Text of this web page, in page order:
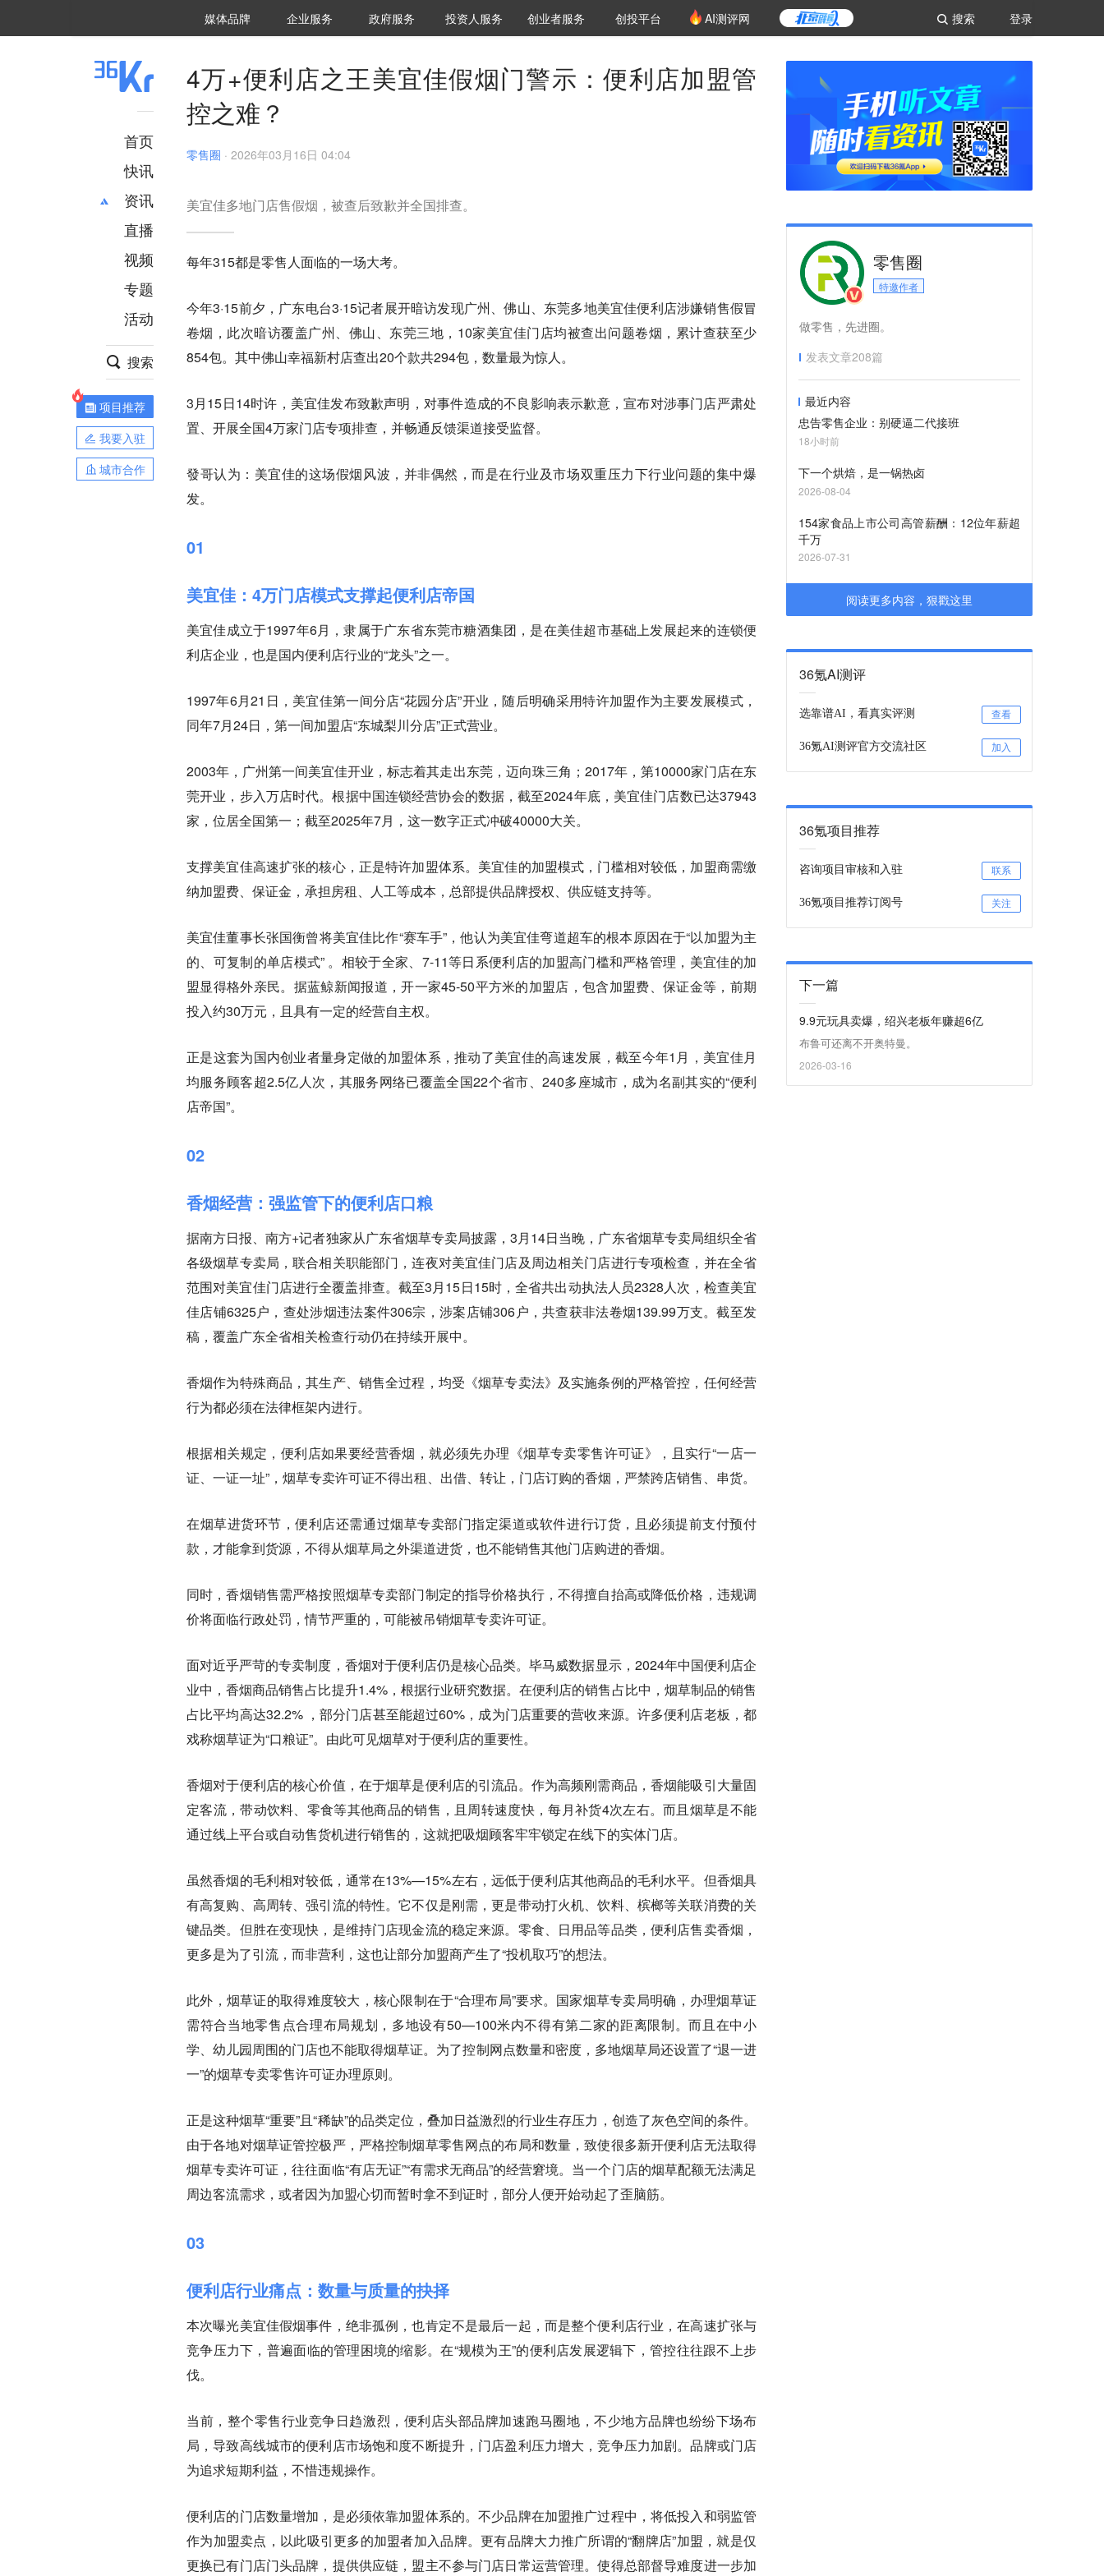
登录
搜索
媒体品牌 36Kr研究院
企业服务 城市之窗
政府服务 VClub投资机构库
投资机构职位推介
投资人服务 创投氪堂
创业者服务 创投平台 AI测评网
首页
快讯
资讯
推荐
财经
项目推荐
安徽
直播
视频
专题
活动
搜索
项目推荐
我要入驻
城市合作
4万+便利店之王美宜佳假烟门警示：便利店加盟管
控之难？
零售圈 · 2026年03月16日 04:04
美宜佳多地门店售假烟，被查后致歉并全国排查。
每年315都是零售人面临的一场大考。
今年3·15前夕，广东电台3·15记者展开暗访发现广州、佛山、东莞多地美宜佳便利店涉嫌销售假冒
卷烟，此次暗访覆盖广州、佛山、东莞三地，10家美宜佳门店均被查出问题卷烟，累计查获至少
854包。其中佛山幸福新村店查出20个款共294包，数量最为惊人。
3月15日14时许，美宜佳发布致歉声明，对事件造成的不良影响表示歉意，宣布对涉事门店严肃处
置、开展全国4万家门店专项排查，并畅通反馈渠道接受监督。
發哥认为：美宜佳的这场假烟风波，并非偶然，而是在行业及市场双重压力下行业问题的集中爆
发。
01
美宜佳：4万门店模式支撑起便利店帝国
美宜佳成立于1997年6月，隶属于广东省东莞市糖酒集团，是在美佳超市基础上发展起来的连锁便
利店企业，也是国内便利店行业的“龙头”之一。
1997年6月21日，美宜佳第一间分店“花园分店”开业，随后明确采用特许加盟作为主要发展模式，
同年7月24日，第一间加盟店“东城梨川分店”正式营业。
2003年，广州第一间美宜佳开业，标志着其走出东莞，迈向珠三角；2017年，第10000家门店在东
莞开业，步入万店时代。根据中国连锁经营协会的数据，截至2024年底，美宜佳门店数已达37943
家，位居全国第一；截至2025年7月，这一数字正式冲破40000大关。
支撑美宜佳高速扩张的核心，正是特许加盟体系。美宜佳的加盟模式，门槛相对较低，加盟商需缴
纳加盟费、保证金，承担房租、人工等成本，总部提供品牌授权、供应链支持等。
美宜佳董事长张国衡曾将美宜佳比作“赛车手”，他认为美宜佳弯道超车的根本原因在于“以加盟为主
的、可复制的单店模式” 。相较于全家、7-11等日系便利店的加盟高门槛和严格管理，美宜佳的加
盟显得格外亲民。据蓝鲸新闻报道，开一家45-50平方米的加盟店，包含加盟费、保证金等，前期
投入约30万元，且具有一定的经营自主权。
正是这套为国内创业者量身定做的加盟体系，推动了美宜佳的高速发展，截至今年1月，美宜佳月
均服务顾客超2.5亿人次，其服务网络已覆盖全国22个省市、240多座城市，成为名副其实的“便利
店帝国”。
02
香烟经营：强监管下的便利店口粮
据南方日报、南方+记者独家从广东省烟草专卖局披露，3月14日当晚，广东省烟草专卖局组织全省
各级烟草专卖局，联合相关职能部门，连夜对美宜佳门店及周边相关门店进行专项检查，并在全省
范围对美宜佳门店进行全覆盖排查。截至3月15日15时，全省共出动执法人员2328人次，检查美宜
佳店铺6325户，查处涉烟违法案件306宗，涉案店铺306户，共查获非法卷烟139.99万支。截至发
稿，覆盖广东全省相关检查行动仍在持续开展中。
香烟作为特殊商品，其生产、销售全过程，均受《烟草专卖法》及实施条例的严格管控，任何经营
行为都必须在法律框架内进行。
根据相关规定，便利店如果要经营香烟，就必须先办理《烟草专卖零售许可证》，且实行“一店一
证、一证一址”，烟草专卖许可证不得出租、出借、转让，门店订购的香烟，严禁跨店销售、串货。
在烟草进货环节，便利店还需通过烟草专卖部门指定渠道或软件进行订货，且必须提前支付预付
款，才能拿到货源，不得从烟草局之外渠道进货，也不能销售其他门店购进的香烟。
同时，香烟销售需严格按照烟草专卖部门制定的指导价格执行，不得擅自抬高或降低价格，违规调
价将面临行政处罚，情节严重的，可能被吊销烟草专卖许可证。
面对近乎严苛的专卖制度，香烟对于便利店仍是核心品类。毕马威数据显示，2024年中国便利店企
业中，香烟商品销售占比提升1.4%，根据行业研究数据。在便利店的销售占比中，烟草制品的销售
占比平均高达32.2% ，部分门店甚至能超过60%，成为门店重要的营收来源。许多便利店老板，都
戏称烟草证为“口粮证”。由此可见烟草对于便利店的重要性。
香烟对于便利店的核心价值，在于烟草是便利店的引流品。作为高频刚需商品，香烟能吸引大量固
定客流，带动饮料、零食等其他商品的销售，且周转速度快，每月补货4次左右。而且烟草是不能
通过线上平台或自动售货机进行销售的，这就把吸烟顾客牢牢锁定在线下的实体门店。
虽然香烟的毛利相对较低，通常在13%—15%左右，远低于便利店其他商品的毛利水平。但香烟具
有高复购、高周转、强引流的特性。它不仅是刚需，更是带动打火机、饮料、槟榔等关联消费的关
键品类。但胜在变现快，是维持门店现金流的稳定来源。零食、日用品等品类，便利店售卖香烟，
更多是为了引流，而非营利，这也让部分加盟商产生了“投机取巧”的想法。
此外，烟草证的取得难度较大，核心限制在于“合理布局”要求。国家烟草专卖局明确，办理烟草证
需符合当地零售点合理布局规划，多地设有50—100米内不得有第二家的距离限制。而且在中小
学、幼儿园周围的门店也不能取得烟草证。为了控制网点数量和密度，多地烟草局还设置了“退一进
一”的烟草专卖零售许可证办理原则。
正是这种烟草“重要”且“稀缺”的品类定位，叠加日益激烈的行业生存压力，创造了灰色空间的条件。
由于各地对烟草证管控极严，严格控制烟草零售网点的布局和数量，致使很多新开便利店无法取得
烟草专卖许可证，往往面临“有店无证”“有需求无商品”的经营窘境。当一个门店的烟草配额无法满足
周边客流需求，或者因为加盟心切而暂时拿不到证时，部分人便开始动起了歪脑筋。
03
便利店行业痛点：数量与质量的抉择
本次曝光美宜佳假烟事件，绝非孤例，也肯定不是最后一起，而是整个便利店行业，在高速扩张与
竞争压力下，普遍面临的管理困境的缩影。在“规模为王”的便利店发展逻辑下，管控往往跟不上步
伐。
当前，整个零售行业竞争日趋激烈，便利店头部品牌加速跑马圈地，不少地方品牌也纷纷下场布
局，导致高线城市的便利店市场饱和度不断提升，门店盈利压力增大，竞争压力加剧。品牌或门店
为追求短期利益，不惜违规操作。
便利店的门店数量增加，是必须依靠加盟体系的。不少品牌在加盟推广过程中，将低投入和弱监管
作为加盟卖点，以此吸引更多的加盟者加入品牌。更有品牌大力推广所谓的“翻牌店”加盟，就是仅
更换已有门店门头品牌，提供供应链，盟主不参与门店日常运营管理。使得总部督导难度进一步加
零售圈
特邀作者
做零售，先进圈。
发表文章208篇
最近内容
忠告零售企业：别硬逼二代接班
18小时前
下一个烘焙，是一锅热卤
2026-08-04
154家食品上市公司高管薪酬：12位年薪超
千万
2026-07-31
阅读更多内容，狠戳这里
36氪AI测评
选靠谱AI，看真实评测 查看
36氪AI测评官方交流社区 加入
36氪项目推荐
咨询项目审核和入驻 联系
36氪项目推荐订阅号 关注
下一篇
9.9元玩具卖爆，绍兴老板年赚超6亿
布鲁可还离不开奥特曼。
2026-03-16